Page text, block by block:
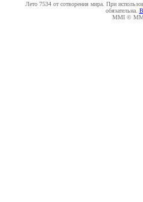
Лето 7534 от сотворения мира. При
обязательна.
MMI ©